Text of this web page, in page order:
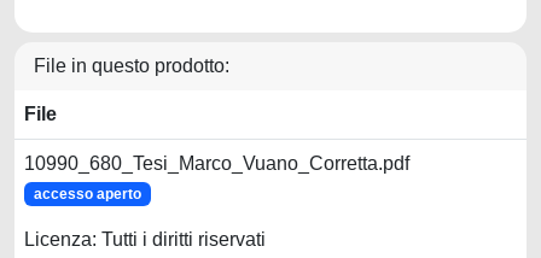
File in questo prodotto:
File
10990_680_Tesi_Marco_Vuano_Corretta.pdf
accesso aperto
Licenza: Tutti i diritti riservati